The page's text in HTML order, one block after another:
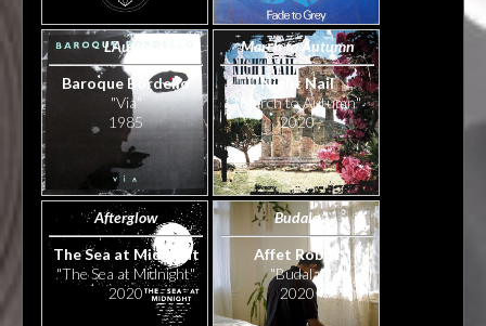
L'Autre
Baroque Bordello
"Via"
1985
March to Autumn
Night Nail
"March to Autumn"
2020
Afterglow
The Sea at Midnight
"The Sea at Midnight"
2020
Budala
Affet Robot
"Budala"
2020